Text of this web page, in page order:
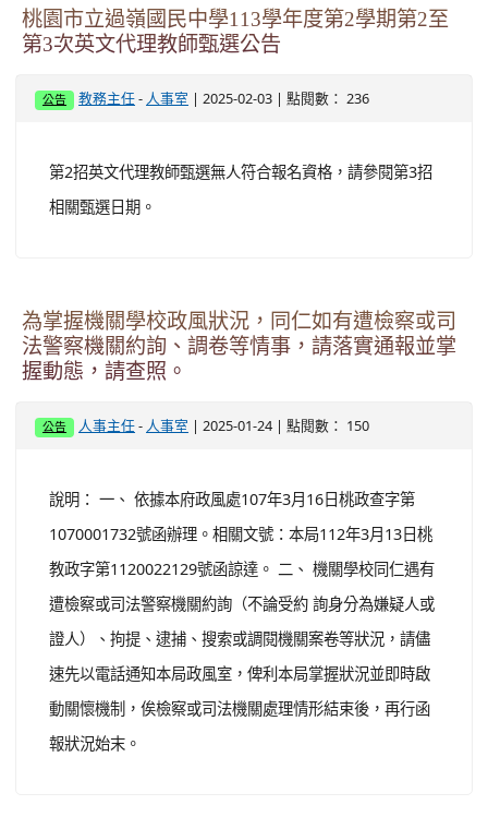
桃園市立過嶺國民中學113學年度第2學期第2至
第3次英文代理教師甄選公告
公告 教務主任 - 人事室 | 2025-02-03 | 點閱數： 236
第2招英文代理教師甄選無人符合報名資格，請參閱第3招
相關甄選日期。
為掌握機關學校政風狀況，同仁如有遭檢察或司
法警察機關約詢、調卷等情事，請落實通報並掌
握動態，請查照。
公告 人事主任 - 人事室 | 2025-01-24 | 點閱數： 150
說明： 一、 依據本府政風處107年3月16日桃政查字第
1070001732號函辦理。相關文號：本局112年3月13日桃
教政字第1120022129號函諒達。 二、 機關學校同仁遇有
遭檢察或司法警察機關約詢（不論受約 詢身分為嫌疑人或
證人）、拘提、逮捕、搜索或調閱機關案卷等狀況，請儘
速先以電話通知本局政風室，俾利本局掌握狀況並即時啟
動關懷機制，俟檢察或司法機關處理情形結束後，再行函
報狀況始末。